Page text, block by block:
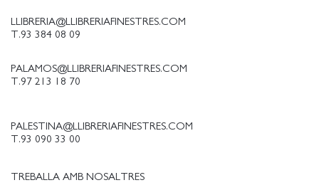
LLIBRERIA@LLIBRERIAFINESTRES.COM
T.93 384 08 09
PALAMOS@LLIBRERIAFINESTRES.COM
T.97 213 18 70
PALESTINA@LLIBRERIAFINESTRES.COM
T.93 090 33 00
TREBALLA AMB NOSALTRES